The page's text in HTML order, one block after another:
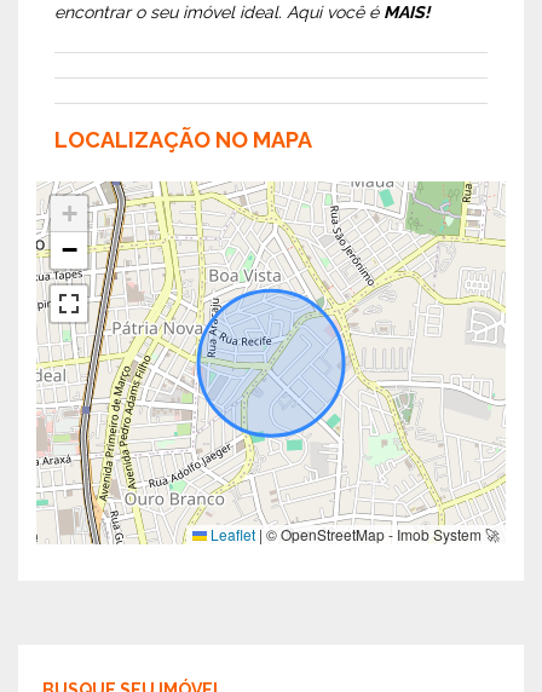
encontrar o seu imóvel ideal. Aqui você é MAIS!
LOCALIZAÇÃO NO MAPA
+
−
Leaflet | © OpenStreetMap - Imob System 🚀